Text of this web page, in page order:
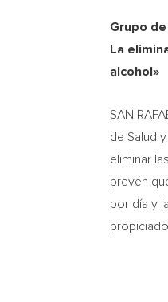
Grupo de
La
alcohol»
SAN
de Salud
eliminar
prevén
por día y